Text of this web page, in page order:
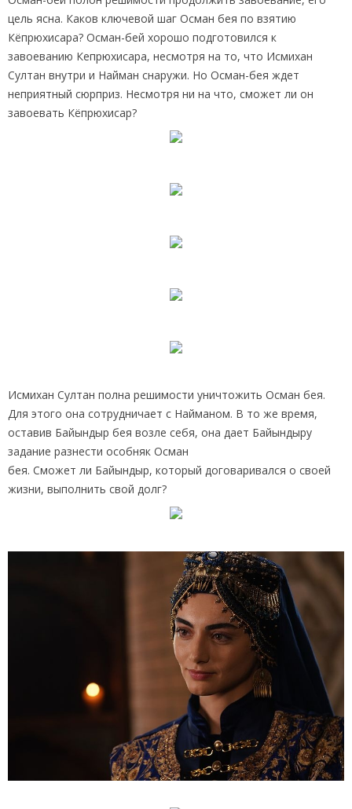
цель ясна. Каков ключевой шаг Осман бея по взятию
Кёпрюхисара? Осман-бей хорошо подготовился к
завоеванию Кепрюхисара, несмотря на то, что Исмихан
Султан внутри и Найман снаружи. Но Осман-бея ждет
неприятный сюрприз. Несмотря ни на что, сможет ли он
завоевать Кёпрюхисар?
Исмихан Султан полна решимости уничтожить Осман бея.
Для этого она сотрудничает с Найманом. В то же время,
оставив Байындыр бея возле себя, она дает Байындыру
задание разнести особняк Осман
бея. Сможет ли Байындыр, который договаривался о своей
жизни, выполнить свой долг?